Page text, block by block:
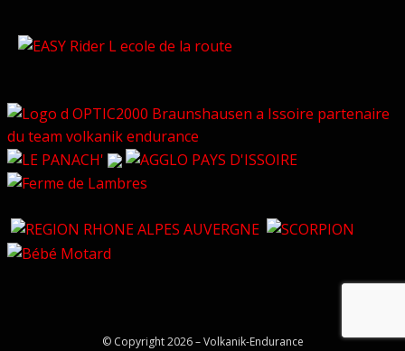
© Copyright 2026 –Volkanik-Endurance